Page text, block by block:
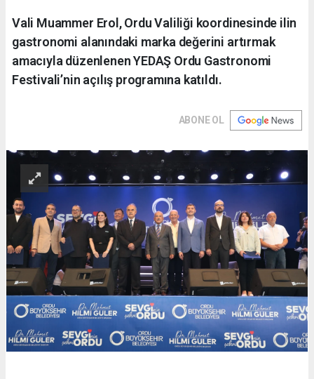
Vali Muammer Erol, Ordu Valiliği koordinesinde ilin
gastronomi alanındaki marka değerini artırmak
amacıyla düzenlenen YEDAŞ Ordu Gastronomi
Festivali’nin açılış programına katıldı.
ABONE OL